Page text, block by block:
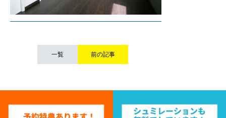
一覧 前の記事